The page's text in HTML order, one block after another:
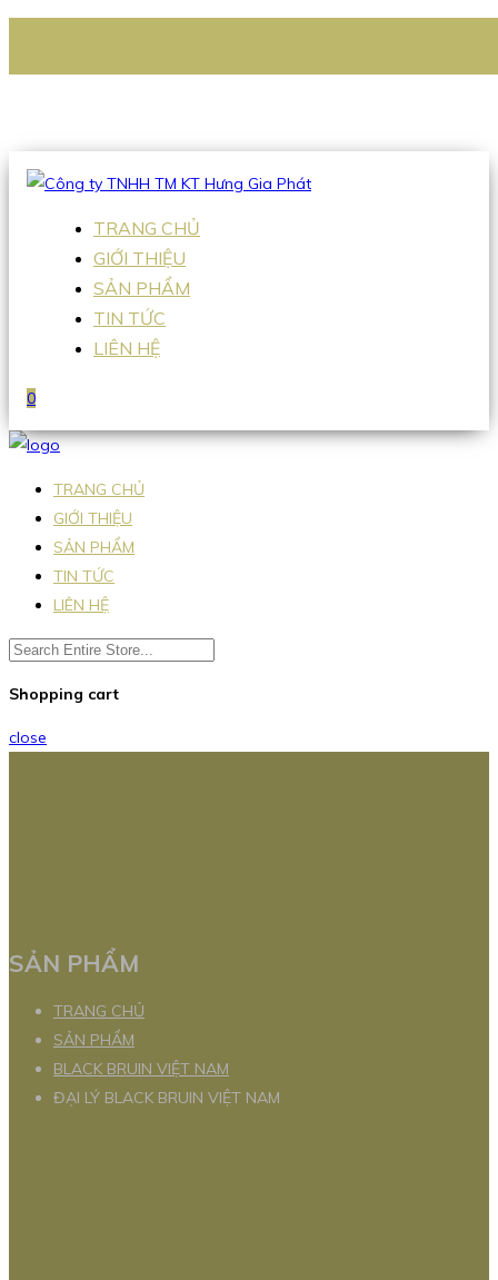
Hotline:0938 336 079
TRANG CHỦ
GIỚI THIỆU
SẢN PHẨM
TIN TỨC
LIÊN HỆ
0
TRANG CHỦ
GIỚI THIỆU
SẢN PHẨM
TIN TỨC
LIÊN HỆ
Shopping cart
close
SẢN PHẨM
TRANG CHỦ
SẢN PHẨM
BLACK BRUIN VIỆT NAM
ĐẠI LÝ BLACK BRUIN VIỆT NAM